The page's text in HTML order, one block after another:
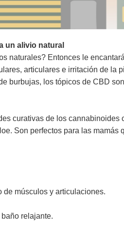
un alivio natural
naturales? Entonces le
articulares e irritación de la
burbujas, los tópicos de CBD
curativas de los
Son perfectos para las mamás
músculos y articulaciones.
relajante.